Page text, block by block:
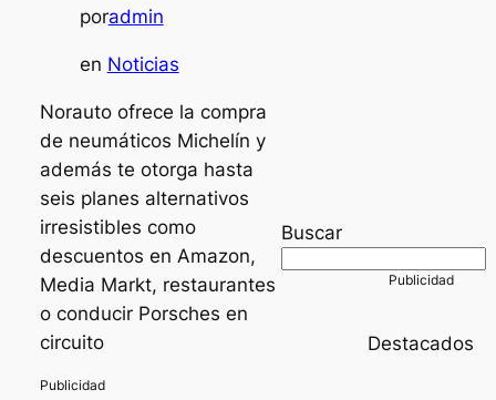
poradmin
en Noticias
Norauto ofrece la compra
de neumáticos Michelín y
además te otorga hasta
seis planes alternativos
irresistibles como
descuentos en Amazon,
Media Markt, restaurantes
o conducir Porsches en
circuito
Buscar
Destacados